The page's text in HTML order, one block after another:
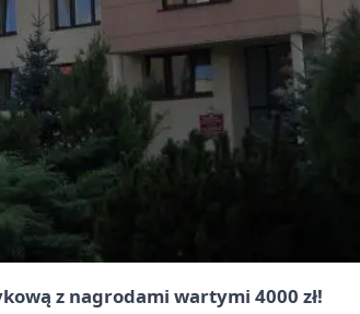
z nagrodami wartymi 4000 zł!